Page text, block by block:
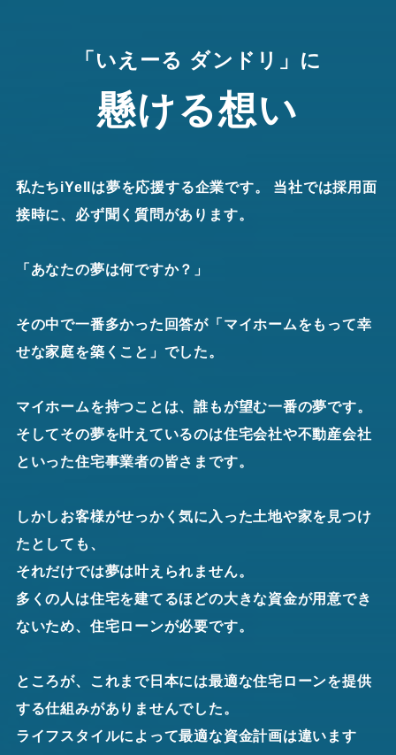
「いえーる ダンドリ」に
懸ける想い
私たちiYellは夢を応援する企業です。 当社では採用面
接時に、必ず聞く質問があります。
「あなたの夢は何ですか？」
その中で一番多かった回答が「マイホームをもって幸
せな家庭を築くこと」でした。
マイホームを持つことは、誰もが望む一番の夢です。
そしてその夢を叶えているのは住宅会社や不動産会社
といった住宅事業者の皆さまです。
しかしお客様がせっかく気に入った土地や家を見つけ
たとしても、
それだけでは夢は叶えられません。
多くの人は住宅を建てるほどの大きな資金が用意でき
ないため、住宅ローンが必要です。
ところが、これまで日本には最適な住宅ローンを提供
する仕組みがありませんでした。
ライフスタイルによって最適な資金計画は違います